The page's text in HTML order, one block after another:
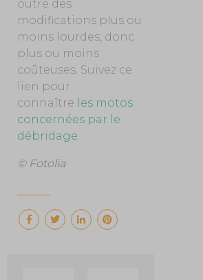
outre des
modifications plus ou
moins lourdes, donc
plus ou moins
coûteuses. Suivez ce
lien pour
connaître les motos
concernées par le
débridage.
© Fotolia